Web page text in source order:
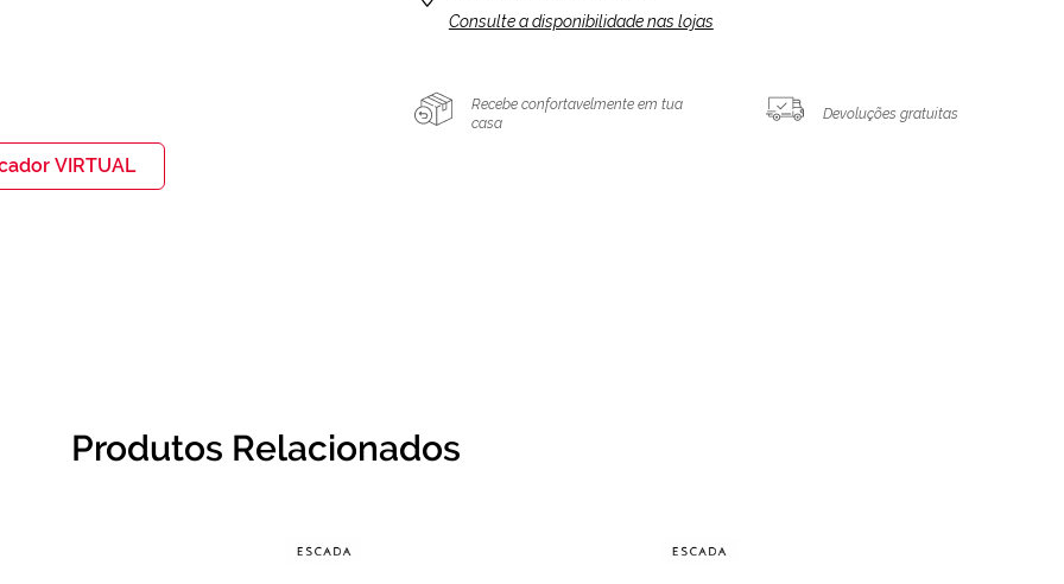
VIRTUAL
Consulte a disponibilidade nas lojas
Recebe confortavelmente em tua
casa
Devoluções gratuitas
Produtos Relacionados